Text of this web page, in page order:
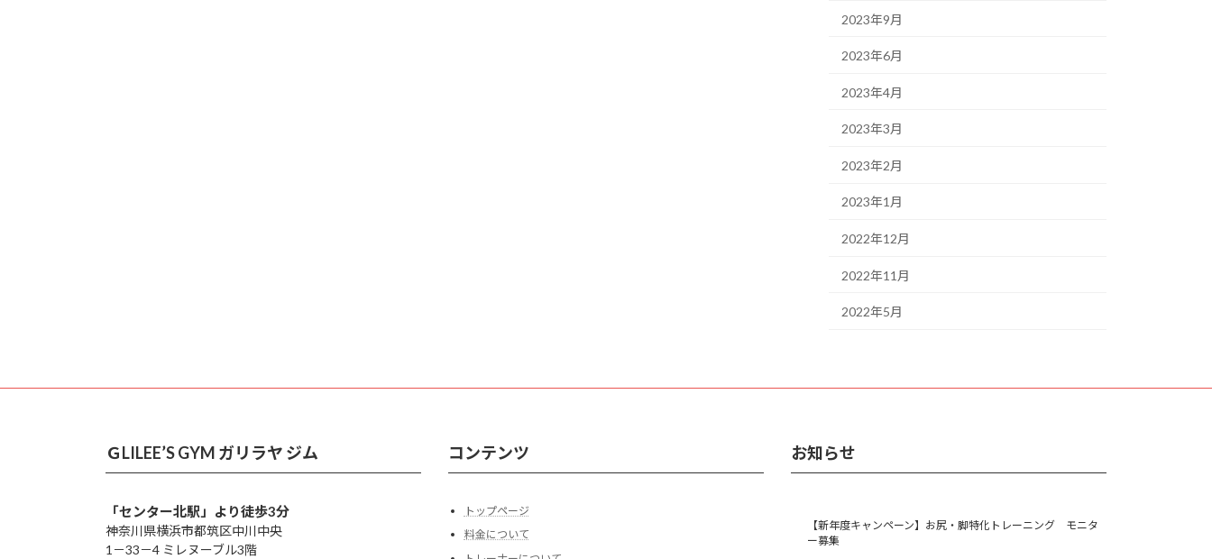
2023年9月
2023年6月
2023年4月
2023年3月
2023年2月
2023年1月
2022年12月
2022年11月
2022年5月
ＧLILEE’S GYM ガリラヤ ジム
「センター北駅」より徒歩3分
神奈川県横浜市都筑区中川中央
1－33－4 ミレヌーブル3階
コンテンツ
トップページ
料金について
お知らせ
【新年度キャンペーン】お尻・脚特化トレーニング モニタ
ー募集